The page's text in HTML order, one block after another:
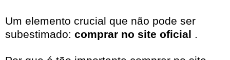
Um elemento crucial que não pode ser
subestimado: comprar no site oficial .